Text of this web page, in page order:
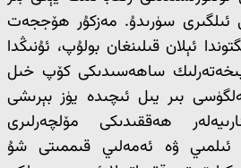
ئىلگىرى سۈرىدۇ. مەزكۇر ھۆججەت
ئېلان قىلىنغان بولۇپ، ئۇنىڭدا
ساھەسىدىكى كۆپ خىل
بىر يىل ئىچىدە يۈز بېرىشى
ھەققىدىكى مۆلچەرلىرى
ئىلمىي ۋە ئەمەلىي قىممىتى شۇ